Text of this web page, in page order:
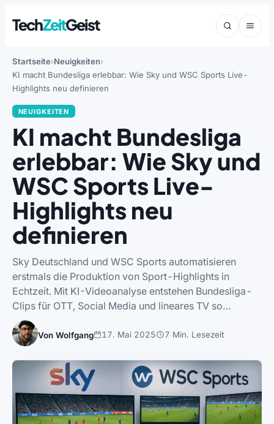
TechZeitGeist
Startseite Neuigkeiten
KI macht Bundesliga erlebbar: Wie Sky und WSC Sports Live-
Highlights neu definieren
NEUIGKEITEN
KI macht Bundesliga
erlebbar: Wie Sky und
WSC Sports Live-
Highlights neu
definieren
Sky Deutschland und WSC Sports automatisieren
erstmals die Produktion von Sport-Highlights in
Echtzeit. Mit KI-Videoanalyse entstehen Bundesliga-
Clips für OTT, Social Media und lineares TV so…
Von Wolfgang 17. Mai 2025 7 Min. Lesezeit